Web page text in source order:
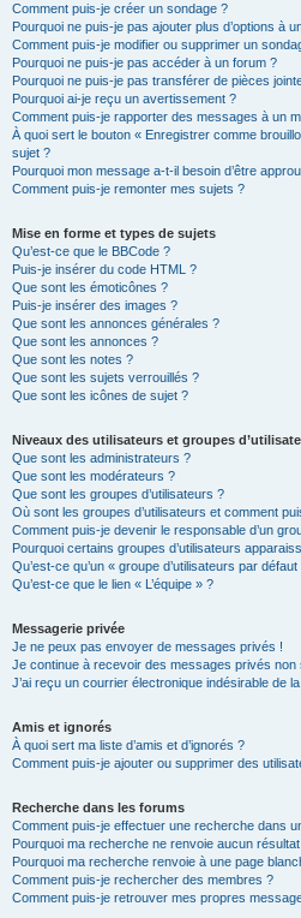
Comment puis-je créer un sondage ?
Pourquoi ne puis-je pas ajouter plus d’options à
Comment puis-je modifier ou supprimer un
Pourquoi ne puis-je pas accéder à un forum ?
Pourquoi ne puis-je pas transférer de pièces
Pourquoi ai-je reçu un avertissement ?
Comment puis-je rapporter des messages à un
À quoi sert le bouton « Enregistrer comme
sujet ?
Pourquoi mon message a-t-il besoin d’être
Comment puis-je remonter mes sujets ?
Mise en forme et types de sujets
Qu’est-ce que le BBCode ?
Puis-je insérer du code HTML ?
Que sont les émoticônes ?
Puis-je insérer des images ?
Que sont les annonces générales ?
Que sont les annonces ?
Que sont les notes ?
Que sont les sujets verrouillés ?
Que sont les icônes de sujet ?
Niveaux des utilisateurs et groupes
Que sont les administrateurs ?
Que sont les modérateurs ?
Que sont les groupes d’utilisateurs ?
Où sont les groupes d’utilisateurs et comment
Comment puis-je devenir le responsable d’un
Pourquoi certains groupes d’utilisateurs
Qu’est-ce qu’un « groupe d’utilisateurs par défaut
Qu’est-ce que le lien « L’équipe » ?
Messagerie privée
Je ne peux pas envoyer de messages privés !
Je continue à recevoir des messages privés non
J’ai reçu un courrier électronique indésirable de
Amis et ignorés
À quoi sert ma liste d’amis et d’ignorés ?
Comment puis-je ajouter ou supprimer des
Recherche dans les forums
Comment puis-je effectuer une recherche dans
Pourquoi ma recherche ne renvoie aucun
Pourquoi ma recherche renvoie à une page
Comment puis-je rechercher des membres ?
Comment puis-je retrouver mes propres